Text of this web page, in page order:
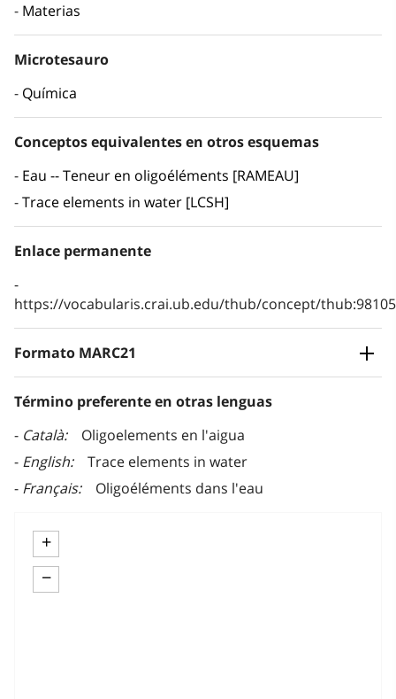
Materias
Microtesauro
Química
Conceptos equivalentes en otros esquemas
Eau -- Teneur en oligoéléments [RAMEAU]
Trace elements in water [LCSH]
Enlace permanente
https://vocabularis.crai.ub.edu/thub/concept/
Formato MARC21
Término preferente en otras lenguas
Català
Oligoelements en l'aigua
English
Trace elements in water
Français
Oligoéléments dans l'eau
+
−